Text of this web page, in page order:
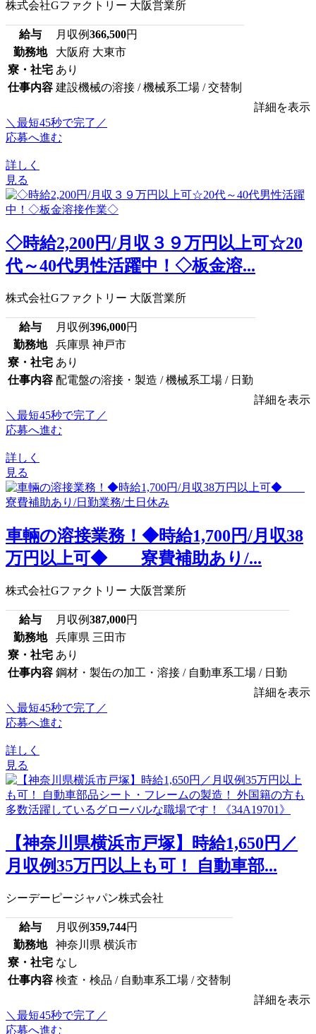
株式会社Gファクトリー 大阪営業所
給与 月収例366,500円
勤務地
大阪府 大東市
寮・社宅 あり
仕事内容 建設機械の溶接 / 機械系工場 / 交替制
詳細を表示
＼最短45秒で完了／
応募へ進む
詳しく
見る
◇時給2,200円/月収３９万円以上可☆20
代～40代男性活躍中！◇板金溶...
株式会社Gファクトリー 大阪営業所
給与 月収例396,000円
勤務地
兵庫県 神戸市
寮・社宅 あり
仕事内容 配電盤の溶接・製造 / 機械系工場 / 日勤
詳細を表示
＼最短45秒で完了／
応募へ進む
詳しく
見る
車輛の溶接業務！◆時給1,700円/月収38
万円以上可◆ 寮費補助あり/...
株式会社Gファクトリー 大阪営業所
給与 月収例387,000円
勤務地
兵庫県 三田市
寮・社宅 あり
仕事内容 鋼材・製缶の加工・溶接 / 自動車系工場 / 日勤
詳細を表示
＼最短45秒で完了／
応募へ進む
詳しく
見る
【神奈川県横浜市戸塚】時給1,650円／
月収例35万円以上も可！ 自動車部...
シーデーピージャパン株式会社
給与 月収例359,744円
勤務地
神奈川県 横浜市
寮・社宅 なし
仕事内容 検査・検品 / 自動車系工場 / 交替制
詳細を表示
＼最短45秒で完了／
応募へ進む